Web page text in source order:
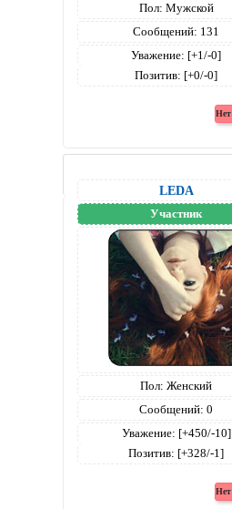
Пол: Мужской
Сообщений: 131
Уважение: [+1/-0]
Позитив: [+0/-0]
LEDA
Участник
Пол: Женский
Сообщений: 0
Уважение: [+450/-10]
Позитив: [+328/-1]